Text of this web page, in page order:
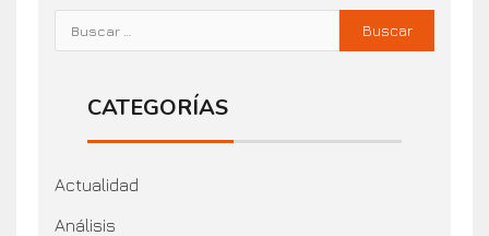
CATEGORÍAS
Actualidad
Análisis